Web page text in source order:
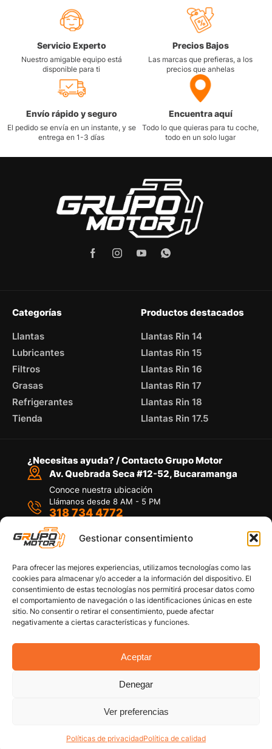
Gestionar consentimiento
Para ofrecer las mejores experiencias, utilizamos tecnologías como las
cookies para almacenar y/o acceder a la información del dispositivo. El
consentimiento de estas tecnologías nos permitirá procesar datos como
el comportamiento de navegación o las identificaciones únicas en este
sitio. No consentir o retirar el consentimiento, puede afectar
negativamente a ciertas características y funciones.
Aceptar
Denegar
Ver preferencias
Políticas de privacidadPolítica de calidad
Servicio Experto
Nuestro amigable equipo está
disponible para ti
Precios Bajos
Las marcas que prefieras, a los
precios que anhelas
Envío rápido y seguro
El pedido se envía en un instante, y se
entrega en 1-3 días
Encuentra aquí
Todo lo que quieras para tu coche,
todo en un solo lugar
Categorías
Llantas
Lubricantes
Filtros
Grasas
Refrigerantes
Tienda
Productos destacados
Llantas Rin 14
Llantas Rin 15
Llantas Rin 16
Llantas Rin 17
Llantas Rin 18
Llantas Rin 17.5
¿Necesitas ayuda? / Contacto Grupo Motor
Av. Quebrada Seca #12-52, Bucaramanga
Conoce nuestra ubicación
Llámanos desde 8 AM - 5 PM
318 734 4772
Por medio de WhatsApp
Copyright © 2026 Grupo Motor S.A.S. Todos los
Políticas de privacidad
Política de devoluciones y/o reembolsos
Términos y Condiciones